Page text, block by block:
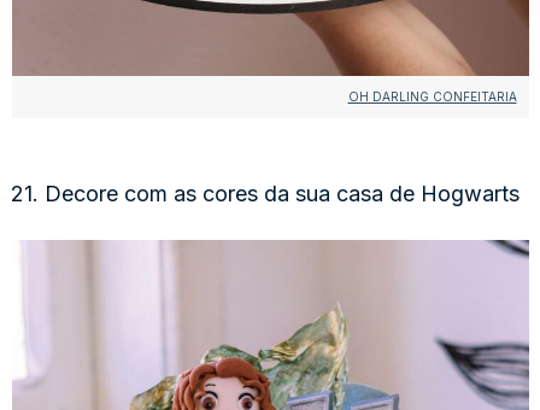
OH DARLING CONFEITARIA
21. Decore com as cores da sua casa de Hogwarts